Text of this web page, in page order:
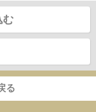
む
る